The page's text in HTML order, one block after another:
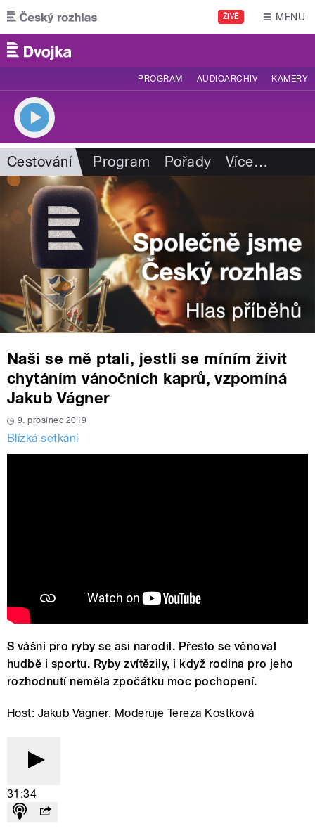
Přejít k hlavnímu obsahu
ŽIVĚ MENU
PROGRAM AUDIOARCHIV KAMERY
Cestování Program Pořady Více…
Naši se mě ptali, jestli se míním živit
chytáním vánočních kaprů, vzpomíná
Jakub Vágner
9. prosinec 2019
Blízká setkání
S vášní pro ryby se asi narodil. Přesto se věnoval
hudbě i sportu. Ryby zvítězily, i když rodina pro jeho
rozhodnutí neměla zpočátku moc pochopení.
Host: Jakub Vágner. Moderuje Tereza Kostková
31:34